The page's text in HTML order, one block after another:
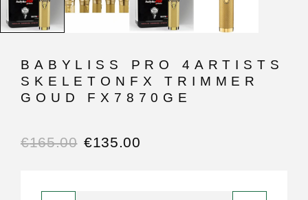
BABYLISS PRO 4ARTISTS
SKELETONFX TRIMMER
GOUD FX7870GE
€165.00 €135.00